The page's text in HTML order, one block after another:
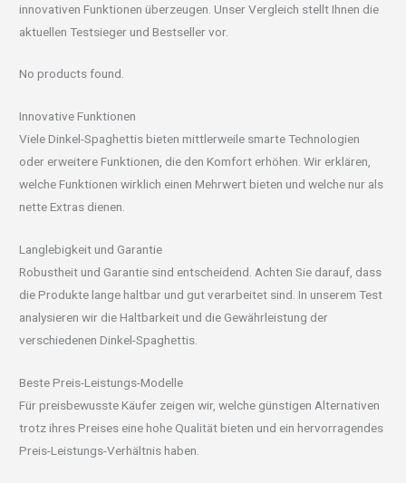
innovativen Funktionen überzeugen. Unser Vergleich stellt Ihnen die
aktuellen Testsieger und Bestseller vor.
No products found.
Innovative Funktionen
Viele Dinkel-Spaghettis bieten mittlerweile smarte Technologien
oder erweitere Funktionen, die den Komfort erhöhen. Wir erklären,
welche Funktionen wirklich einen Mehrwert bieten und welche nur als
nette Extras dienen.
Langlebigkeit und Garantie
Robustheit und Garantie sind entscheidend. Achten Sie darauf, dass
die Produkte lange haltbar und gut verarbeitet sind. In unserem Test
analysieren wir die Haltbarkeit und die Gewährleistung der
verschiedenen Dinkel-Spaghettis.
Beste Preis-Leistungs-Modelle
Für preisbewusste Käufer zeigen wir, welche günstigen Alternativen
trotz ihres Preises eine hohe Qualität bieten und ein hervorragendes
Preis-Leistungs-Verhältnis haben.